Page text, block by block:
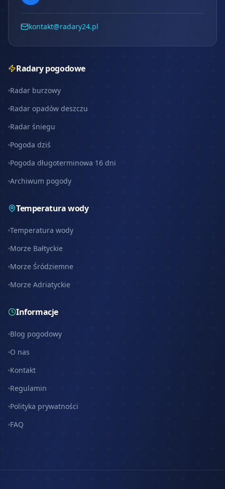
kontakt@radary24.pl
Radary pogodowe
Radar burzowy
Radar opadów deszczu
Radar śniegu
Pogoda dziś
Pogoda długoterminowa 16 dni
Archiwum pogody
Temperatura wody
Temperatura wody
Morze Bałtyckie
Morze Śródziemne
Morze Adriatyckie
Informacje
Blog pogodowy
O nas
Kontakt
Regulamin
Polityka prywatności
FAQ